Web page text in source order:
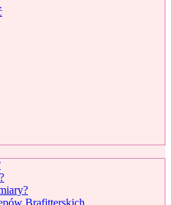
Brafitterskich